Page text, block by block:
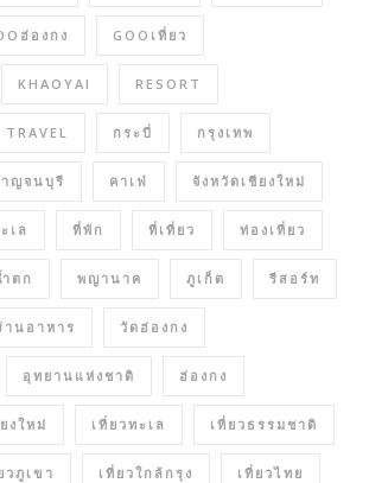
ฮ่องกง GOOเที่ยว
KHAOYAI RESORT
TRAVEL กระบี่ กรุงเทพ
ญจนบุรี คาเฟ่ จังหวัดเชียงใหม่
เล ที่พัก ที่เที่ยว ท่องเที่ยว
ตก พญานาค ภูเก็ต รีสอร์ท
านอาหาร วัดฮ่องกง
อุทยานแห่งชาติ ฮ่องกง
งใหม่ เที่ยวทะเล เที่ยวธรรมชาติ
วภูเขา เที่ยวใกล้กรุง เที่ยวไทย